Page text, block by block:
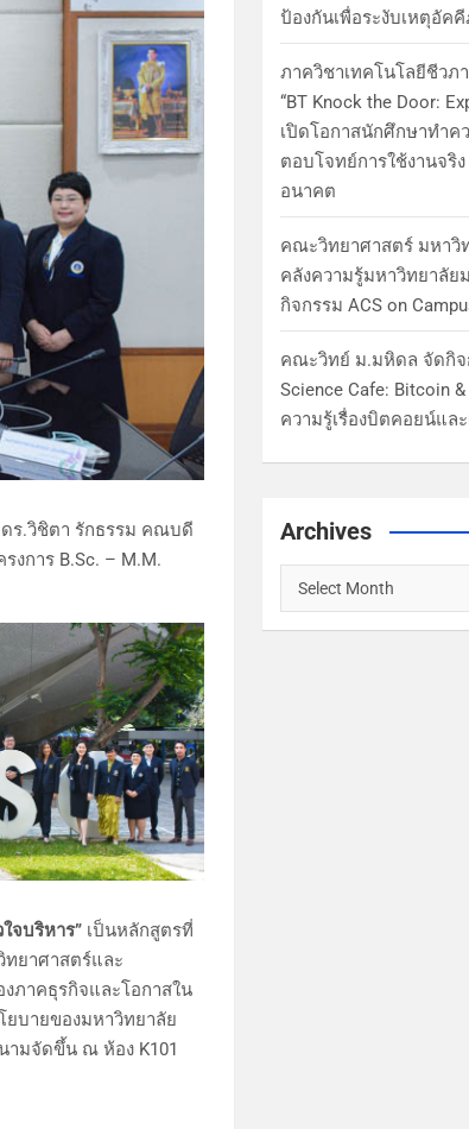
ร.วิชิตา รักธรรม คณบดี
การ B.Sc. – M.M.
จบริหาร” เป็นหลักสูตรที่
ทยาศาสตร์และ
ภาคธุรกิจและโอกาสใน
บายของมหาวิทยาลัย
ามจัดขึ้น ณ ห้อง K101
ป้องกันเพื่อระงับเหตุอัค
ภาควิชาเทคโนโลยีชีว
“BT Knock the Door:
เปิดโอกาสนักศึกษาทำค
ตอบโจทย์การใช้งานจริ
อนาคต
คณะวิทยาศาสตร์ มหาวิ
คลังความรู้มหาวิทยาลัย
กิจกรรม ACS on
คณะวิทย์ ม.มหิดล จัดกิจ
Science Cafe: Bitcoin
ความรู้เรื่องบิตคอยน์แล
Archives